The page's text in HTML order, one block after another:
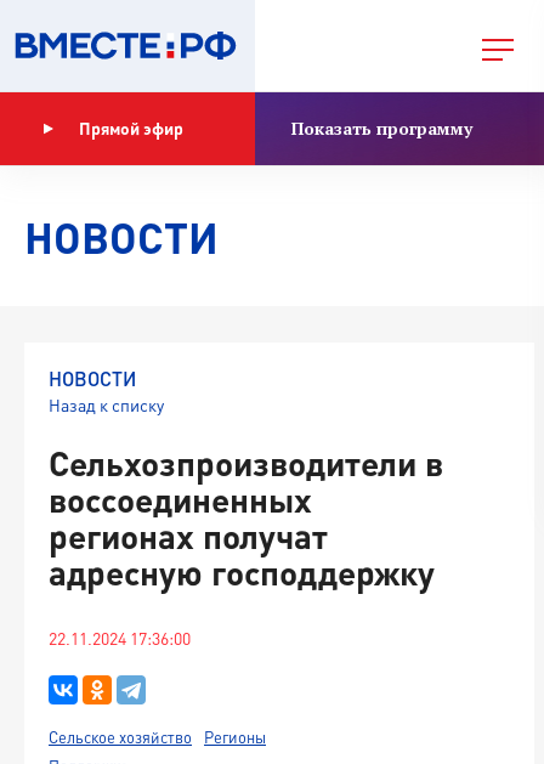
Прямой эфир Показать программу
НОВОСТИ
НОВОСТИ
Назад к списку
Сельхозпроизводители в
воссоединенных
регионах получат
адресную господдержку
22.11.2024 17:36:00
Сельское хозяйство
Регионы